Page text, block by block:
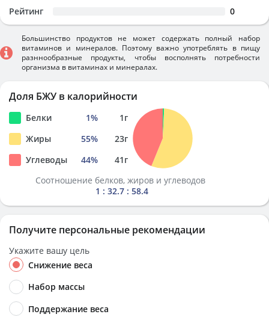
Рейтинг 0
Большинство продуктов не может содержать полный набор
витаминов и минералов. Поэтому важно употреблять в пищу
разннообразные продукты, чтобы восполнять потребности
организма в витаминах и минералах.
Доля БЖУ в калорийности
Белки 1% 1г
Жиры
55% 23г
Углеводы
44% 41г
Соотношение белков, жиров и углеводов
1 : 32.7 : 58.4
Получите персональные рекомендации
Укажите вашу цель
Снижение веса
Набор массы
Поддержание веса